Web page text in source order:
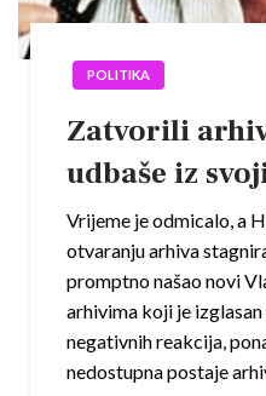
POLITIKA
Zatvorili
udbaše iz
Vrijeme je odmicalo, a
otvaranju arhiva
promptno našao novi
arhivima koji je
negativnih reakcija,
nedostupna postaje